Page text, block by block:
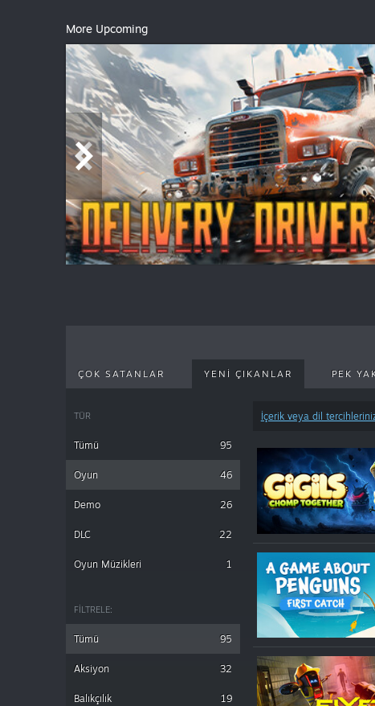
More Upcoming
ÇOK SATANLAR YENI ÇIKANLAR PEK
TÜR
Tümü 95
Oyun 46
Demo 26
DLC 22
Oyun Müzikleri 1
FILTRELE:
Tümü 95
Aksiyon 32
Balıkçılık 19
İçerik veya dil